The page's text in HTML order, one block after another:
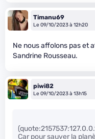
Timanu69
Le 09/10/2023 à 12h20
Ne nous affolons pas et
Sandrine Rousseau.
piwi82
Le 09/10/2023 à 13h15
Car pour sauver la